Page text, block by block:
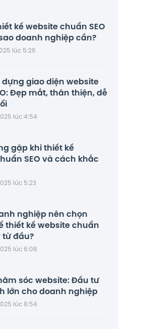
kế website chuẩn SEO
doanh nghiệp cần?
lúc 5:26
giao diện website
Đẹp mắt, thân thiện, dễ
lúc 4:54
gặp khi thiết kế
SEO và cách khắc
lúc 5:23
nghiệp nên chọn
thiết kế website chuẩn
từ đầu?
lúc 6:08
sóc website: Đầu tư
lớn cho doanh nghiệp
lúc 8:54